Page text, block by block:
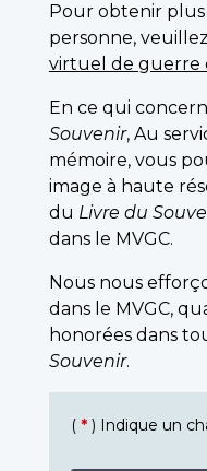
Pour obtenir
personne,
virtuel de guerre
En ce qui
Souvenir, Au
mémoire, vous
image à haute
du Livre du
dans le MVGC.
Nous nous
dans le MVGC,
honorées dans
Souvenir.
( * ) Indique un